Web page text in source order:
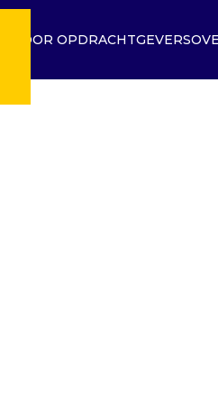
VOOR OPDRACHTGEVERS